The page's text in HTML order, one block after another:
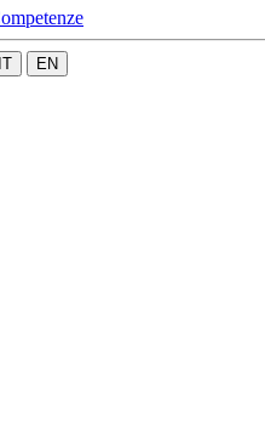
IT EN